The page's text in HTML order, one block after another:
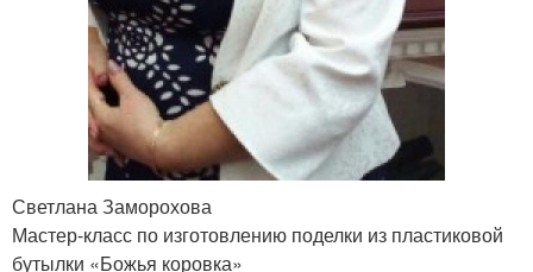
Светлана Заморохова
Мастер-класс по изготовлению поделки из пластиковой
бутылки «Божья коровка»